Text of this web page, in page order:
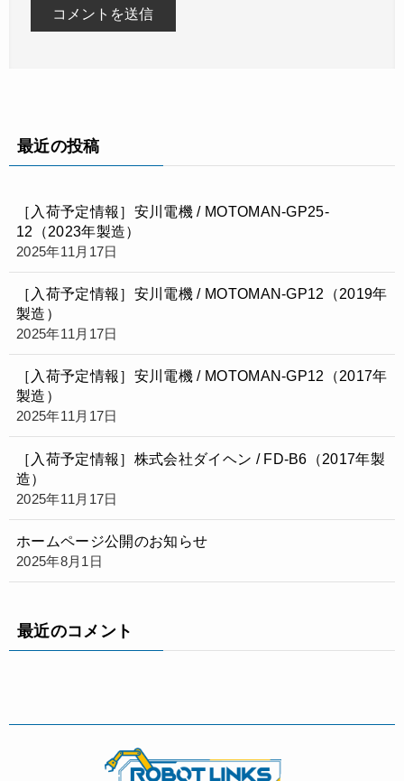
最近の投稿
［入荷予定情報］安川電機 / MOTOMAN‑GP25-
12（2023年製造）
2025年11月17日
［入荷予定情報］安川電機 / MOTOMAN‑GP12（2019年
製造）
2025年11月17日
［入荷予定情報］安川電機 / MOTOMAN‑GP12（2017年
製造）
2025年11月17日
［入荷予定情報］株式会社ダイヘン / FD-B6（2017年製
造）
2025年11月17日
ホームページ公開のお知らせ
2025年8月1日
最近のコメント